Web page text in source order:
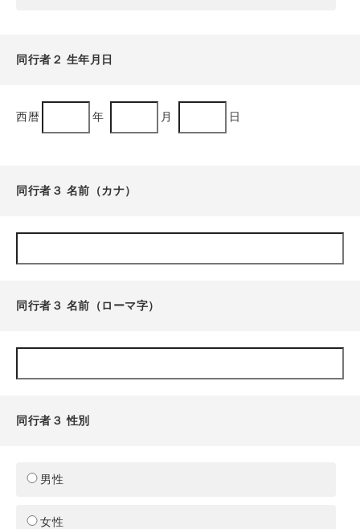
同行者２ 生年月日
西暦 年 月 日
同行者３ 名前（カナ）
同行者３ 名前（ローマ字）
同行者３ 性別
男性
女性